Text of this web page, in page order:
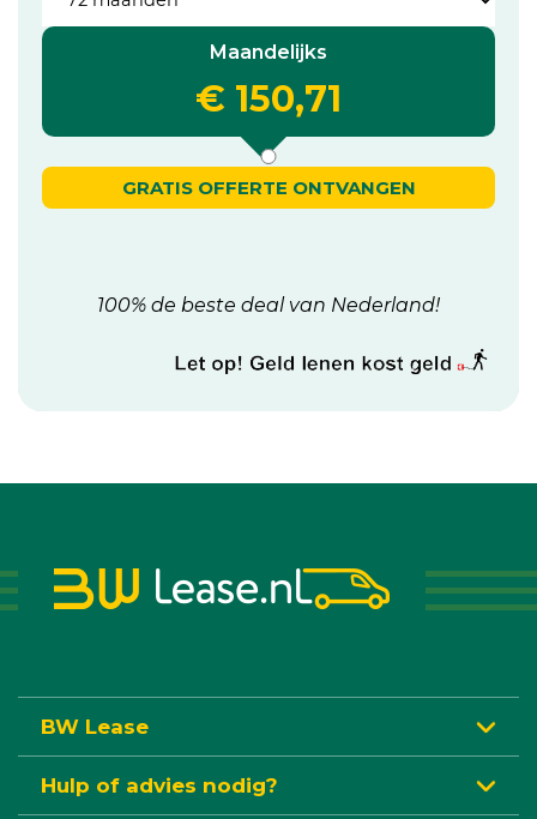
Maandelijks
€ 150,71
GRATIS OFFERTE ONTVANGEN
100% de beste deal van Nederland!
BW Lease
Hulp of advies nodig?